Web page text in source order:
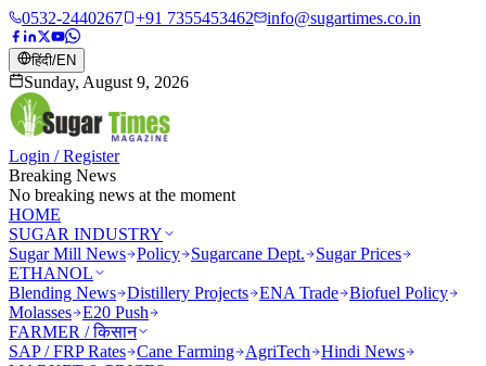
0532-2440267 +91 7355453462 info@sugartimes.co.in
हिंदी/EN
Sunday, August 9, 2026
Login / Register
Breaking News
No breaking news at the moment
HOME
SUGAR INDUSTRY
Sugar Mill News Policy Sugarcane Dept.
Sugar Prices
ETHANOL
Blending News Distillery Projects ENA Trade Biofuel Policy
Molasses E20 Push
FARMER / किसान
SAP / FRP Rates Cane Farming AgriTech
Hindi News